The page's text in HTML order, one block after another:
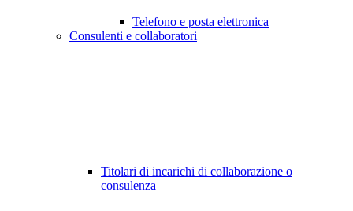
Telefono e posta elettronica
Consulenti e collaboratori
Titolari di incarichi di collaborazione o
consulenza